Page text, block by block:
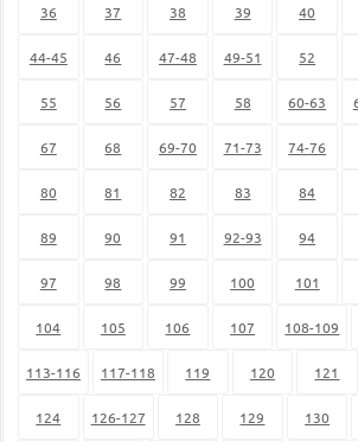
36 37 38 39 40
44-45 46 47-48 49-51 52
55 56 57 58 60-63
67 68 69-70 71-73 74-76
80 81 82 83 84
89 90 91 92-93 94
97 98 99 100 101
104 105 106 107 108-109
113-116 117-118 119 120 121
124 126-127 128 129 130